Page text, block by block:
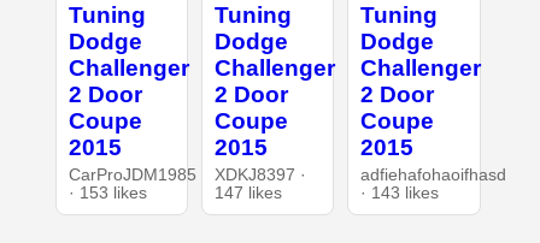
Tuning
Dodge
Challenger
2 Door
Coupe
2015
CarProJDM1985
· 153 likes
Tuning
Dodge
Challenger
2 Door
Coupe
2015
XDKJ8397 ·
147 likes
Tuning
Dodge
Challenger
2 Door
Coupe
2015
adfiehafohaoifhasd
· 143 likes